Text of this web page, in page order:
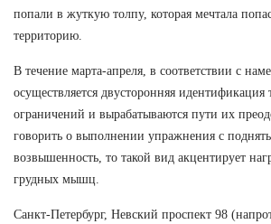
попали в жуткую толпу, которая мечтала
территорию.
В течение марта-апреля, в соответствии с
осуществляется двусторонняя идентификация
ограничений и вырабатываются пути их
говорить о выполнении упражнения с
возвышенность, то такой вид акцентирует
грудных мышц.
Санкт-Петербург, Невский проспект 98